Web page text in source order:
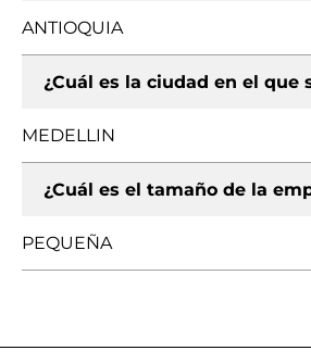
ANTIOQUIA
¿Cuál es la ciudad en el que
MEDELLIN
¿Cuál es el tamaño de la
PEQUEÑA